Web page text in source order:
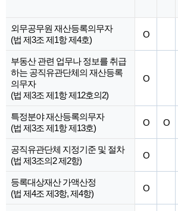
외무공무원 재산등록의무자
(법 제3조 제1항 제4호)
O
부동산 관련 업무나 정보를 취급
하는 공직유관단체의 재산등록
의무자
(법 제3조 제1항 제12호의2)
O
특정분야 재산등록의무자
(법 제3조 제1항 제13호)
O O
공직유관단체 지정기준 및 절차
(법 제3조의2 제2항)
O
등록대상재산 가액산정
(법 제4조 제3항, 제4항)
O